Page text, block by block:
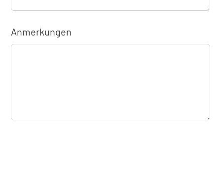
Anmerkungen